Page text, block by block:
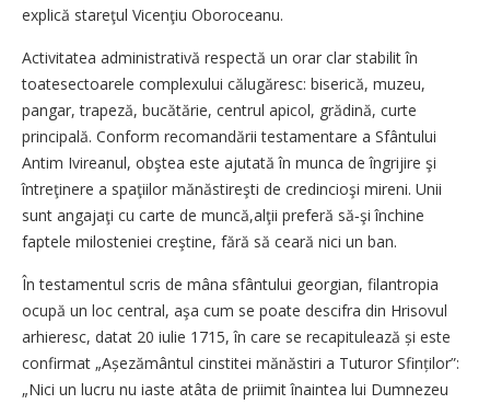
explică stareţul Vicenţiu Oboroceanu.
Activitatea administrativă respectă un orar clar stabilit în
toatesectoarele complexului călugăresc: biserică, muzeu,
pangar, trapeză, bucătărie, centrul apicol, grădină, curte
principală. Conform recomandării testamentare a Sfântului
Antim Ivireanul, obştea este ajutată în munca de îngrijire şi
întreţinere a spaţiilor mănăstireşti de credincioşi mireni. Unii
sunt angajaţi cu carte de muncă,alţii preferă să‑şi închine
faptele milosteniei creştine, fără să ceară nici un ban.
În testamentul scris de mâna sfântului georgian, filantropia
ocupă un loc central, aşa cum se poate descifra din Hrisovul
arhieresc, datat 20 iulie 1715, în care se recapitulează și este
confirmat „Așezământul cinstitei mănăstiri a Tuturor Sfinților”:
„Nici un lucru nu iaste atâta de priimit înaintea lui Dumnezeu